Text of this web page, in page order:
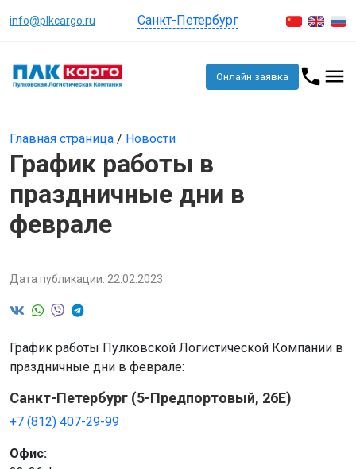
info@plkcargo.ru Санкт-Петербург
Онлайн заявка
Главная страница / Новости
График работы в
праздничные дни в
феврале
Дата публикации: 22.02.2023
График работы Пулковской Логистической Компании в
праздничные дни в феврале:
Санкт-Петербург (5-Предпортовый, 26Е)
+7 (812) 407-29-99
Офис: